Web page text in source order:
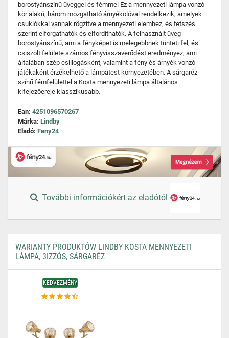
borostyánszínű üveggel és fémmel Ez a mennyezeti lámpa vonzó
kör alakú, három mozgatható árnyékolóval rendelkezik, amelyek
csuklókkal vannak rögzítve a mennyezeti elemhez, és tetszés
szerint elforgathatók és elfordíthatók. A felhasznált üveg
borostyánszínű, ami a fényképet is melegebbnek tünteti fel, és
csiszolt felülete számos fényvisszaverődést eredményez, ami
általában szép csillogásként, valamint a fény és árnyék vonzó
játékaként érzékelhető a lámpatest környezetében. A sárgaréz
színű fémfelülettel a Kosta mennyezeti lámpa általános
kifejezőereje klasszikusabb.
Ean: 4251096570267
Márka: Lindby
Eladó: Feny24
További információkért az eladótól
WARIANTY PRODUKTÓW LINDBY KOSTA MENNYEZETI
LÁMPA, 3IZZÓS, SÁRGARÉZ
KEDVEZMÉNY